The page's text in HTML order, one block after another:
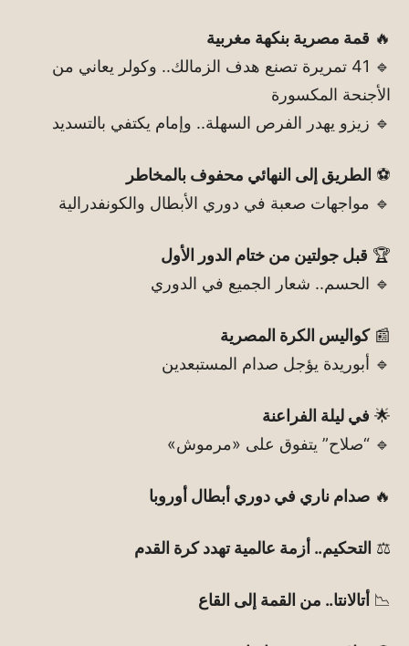
🔥 قمة مصرية بنكهة مغربية
🔹 41 تمريرة تصنع هدف الزمالك.. وكولر يعاني من
الأجنحة المكسورة
🔹 زيزو يهدر الفرص السهلة.. وإمام يكتفي بالتسديد
⚽ الطريق إلى النهائي محفوف بالمخاطر
🔹 مواجهات صعبة في دوري الأبطال والكونفدرالية
🏆 قبل جولتين من ختام الدور الأول
🔹 الحسم.. شعار الجميع في الدوري
📰كواليس الكرة المصرية
🔹 أبوريدة يؤجل صدام المستبعدين
🌟 في ليلة الفراعنة
🔹 “صلاح” يتفوق على «مرموش»
🔥 صدام ناري في دوري أبطال أوروبا
⚖️ التحكيم.. أزمة عالمية تهدد كرة القدم
📉 أتالانتا.. من القمة إلى القاع